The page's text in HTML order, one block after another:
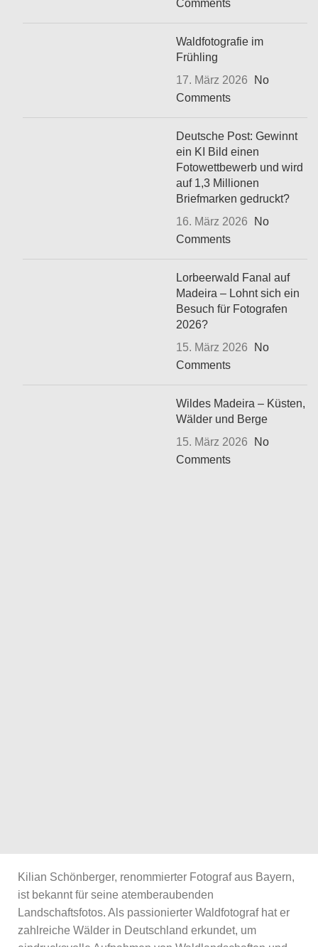
Comments
Waldfotografie im
Frühling
17. März 2026
No
Comments
Deutsche Post: Gewinnt
ein KI Bild einen
Fotowettbewerb und wird
auf 1,3 Millionen
Briefmarken gedruckt?
16. März 2026
No
Comments
Lorbeerwald Fanal auf
Madeira – Lohnt sich ein
Besuch für Fotografen
2026?
15. März 2026
No
Comments
Wildes Madeira – Küsten,
Wälder und Berge
15. März 2026
No
Comments
Kilian Schönberger, renommierter Fotograf aus Bayern,
ist bekannt für seine atemberaubenden
Landschaftsfotos. Als passionierter Waldfotograf hat er
zahlreiche Wälder in Deutschland erkundet, um